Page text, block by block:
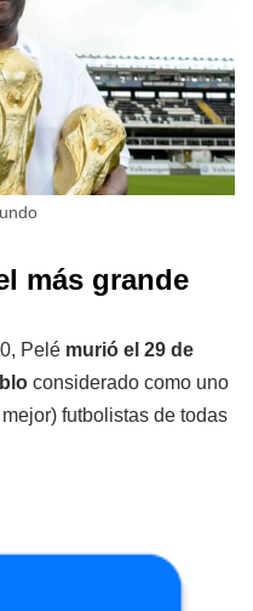
más grande
Pelé murió el 29 de
considerado como uno
futbolistas de todas